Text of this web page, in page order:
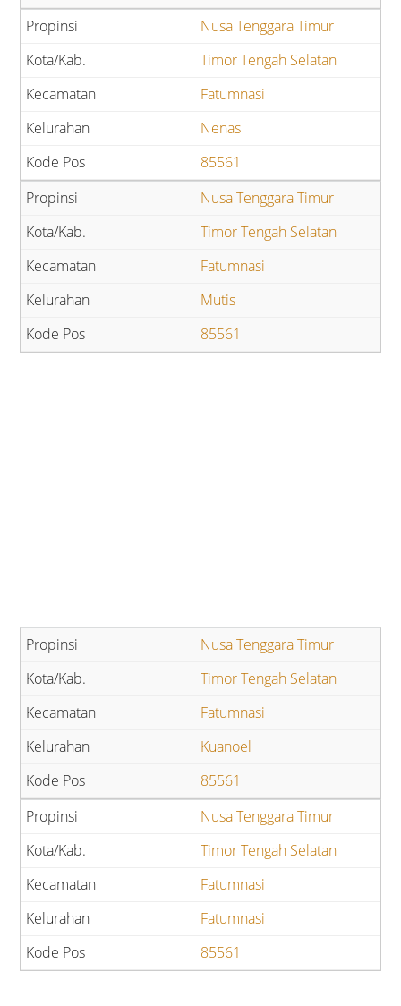
Nusa Tenggara Timur
Timor Tengah Selatan
Fatumnasi
Nenas
85561
Nusa Tenggara Timur
Timor Tengah Selatan
Fatumnasi
Mutis
85561
Nusa Tenggara Timur
Timor Tengah Selatan
Fatumnasi
Kuanoel
85561
Nusa Tenggara Timur
Timor Tengah Selatan
Fatumnasi
Fatumnasi
85561